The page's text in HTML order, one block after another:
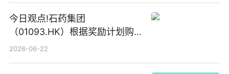
今日观点!石药集团
（01093.HK）根据奖励计划购
回580万股
2026-06-22